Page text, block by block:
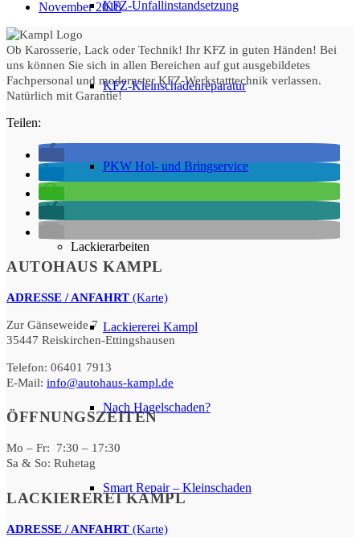
KFZ-Unfallinstandsetzung
KFZ-Kleinschadenreparatur
PKW Hol- und Bringservice
Lackierarbeiten
Lackiererei Kampl
Nach Hagelschaden?
Smart Repair – Kleinschaden
November 2018
Ob Karosserie, Lack oder Technik! Ihr KFZ in guten Händen! Bei
uns können Sie sich in allen Bereichen auf gut ausgebildetes
Fachpersonal und modernster KFZ-Werkstatttechnik verlassen.
Natürlich mit Garantie!
Teilen:
AUTOHAUS KAMPL
ADRESSE / ANFAHRT (Karte)
Zur Gänseweide 7
35447 Reiskirchen-Ettingshausen
Telefon: 06401 7913
E-Mail: info@autohaus-kampl.de
ÖFFNUNGSZEITEN
Mo – Fr: 7:30 – 17:30
Sa & So: Ruhetag
LACKIEREREI KAMPL
ADRESSE / ANFAHRT (Karte)